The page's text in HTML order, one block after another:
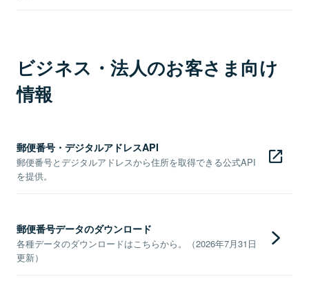
ビジネス・法人のお客さま向け
情報
郵便番号・デジタルアドレスAPI
郵便番号とデジタルアドレスから住所を取得できる公式API
を提供。
郵便番号データのダウンロード
各種データのダウンロードはこちらから。（2026年7月31日
更新）